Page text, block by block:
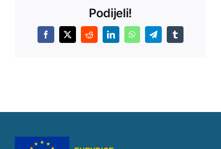
Podijeli!
Facebook
X RedditLinkedInWhatsAppTelegramTumblr